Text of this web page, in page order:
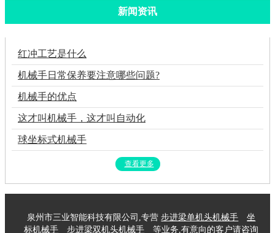
新闻资讯
红冲工艺是什么
机械手日常保养要注意哪些问题?
机械手的优点
这才叫机械手，这才叫自动化
球坐标式机械手
查看更多
泉州市三业智能科技有限公司,专营步进梁单机头机械手
坐
标机械手
步进梁双机头机械手
等业务,有意向的客户请咨询